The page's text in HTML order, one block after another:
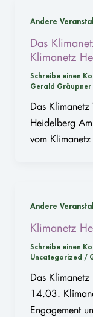
Andere
Das
Klimanetz
Schreibe einen
Gerald Gräupner
Das
Heidelberg
vom
Andere
Klimanetz
Schreibe einen
Uncategorized /
Das
14.03.
Engagement